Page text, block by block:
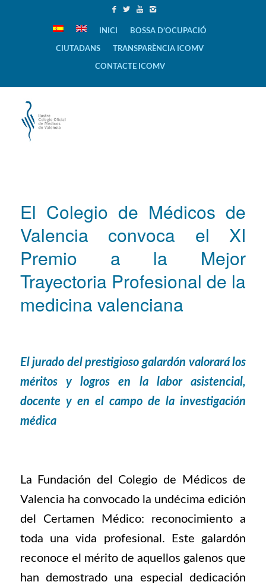
INICI BOSSA D’OCUPACIÓ
CIUTADANS TRANSPARÈNCIA ICOMV
CONTACTE ICOMV
El Colegio de Médicos de
Valencia convoca el XI
Premio a la Mejor
Trayectoria Profesional de la
medicina valenciana
El jurado del prestigioso galardón valorará los
méritos y logros en la labor asistencial,
docente y en el campo de la investigación
médica
La Fundación del Colegio de Médicos de
Valencia ha convocado la undécima edición
del Certamen Médico: reconocimiento a
toda una vida profesional. Este galardón
reconoce el mérito de aquellos galenos que
han demostrado una especial dedicación